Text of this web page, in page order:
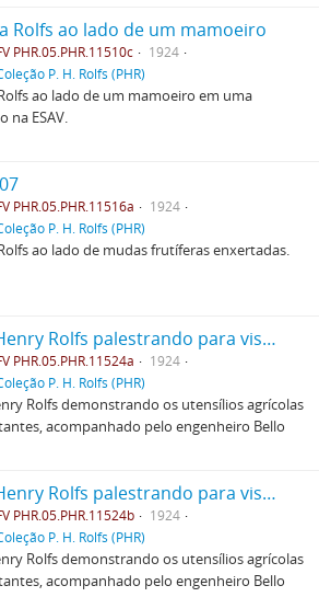
Rolfs ao lado de um mamoeiro
PHR.05.PHR.11510c
1924
P. H. Rolfs (PHR)
ao lado de um mamoeiro em uma
na ESAV.
PHR.05.PHR.11516a
1924
P. H. Rolfs (PHR)
ao lado de mudas frutíferas enxertadas.
Peter Henry Rolfs palestrando para visitantes
PHR.05.PHR.11524a
1924
P. H. Rolfs (PHR)
Rolfs demonstrando os utensílios agrícolas
acompanhado pelo engenheiro Bello
Peter Henry Rolfs palestrando para visitantes
PHR.05.PHR.11524b
1924
P. H. Rolfs (PHR)
Rolfs demonstrando os utensílios agrícolas
acompanhado pelo engenheiro Bello